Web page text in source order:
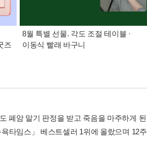
즈
8월 특별 선물. 각도 조절 테이블 ·
이동식 빨래 바구니
폐암 말기 판정을 받고 죽음을 마주하게 된
타임스」 베스트셀러 1위에 올랐으며 12주